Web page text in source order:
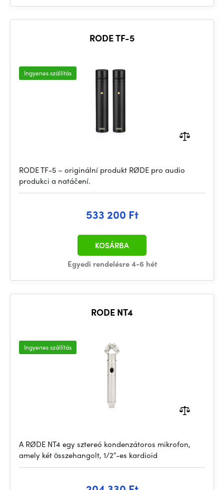
RODE TF-5
Ingyenes szállítás
RODE TF-5 – originální produkt RØDE pro audio
produkci a natáčení.
533 200 Ft
Egyedi rendelésre 4-6 hét
KOSÁRBA
RODE NT4
Ingyenes szállítás
A RØDE NT4 egy sztereó kondenzátoros mikrofon,
amely két összehangolt, 1/2″-es kardioid